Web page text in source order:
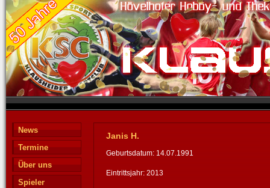
News
Termine
Über uns
Spieler
Janis H.
Geburtsdatum: 14.07.1991
Eintrittsjahr: 2013